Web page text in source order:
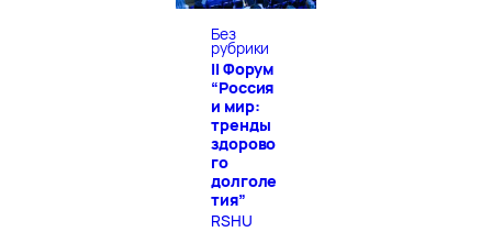
Без
рубрики
II Форум
“Россия
и мир:
тренды
здорово
го
долголе
тия”
RSHU